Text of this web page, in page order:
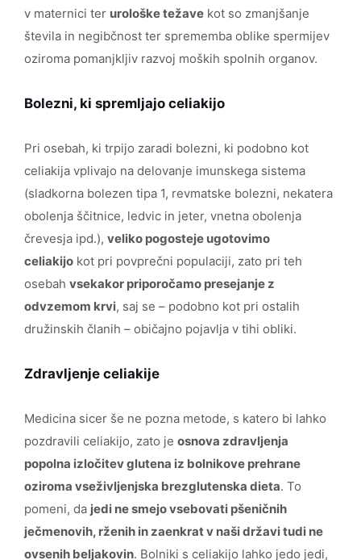
v maternici ter urološke težave kot so zmanjšanje
števila in negibčnost ter sprememba oblike spermijev
oziroma pomanjkljiv razvoj moških spolnih organov.
Bolezni, ki spremljajo celiakijo
Pri osebah, ki trpijo zaradi bolezni, ki podobno kot
celiakija vplivajo na delovanje imunskega sistema
(sladkorna bolezen tipa 1, revmatske bolezni, nekatera
obolenja ščitnice, ledvic in jeter, vnetna obolenja
črevesja ipd.), veliko pogosteje ugotovimo
celiakijo kot pri povprečni populaciji, zato pri teh
osebah vsekakor priporočamo presejanje z
odvzemom krvi, saj se – podobno kot pri ostalih
družinskih članih – običajno pojavlja v tihi obliki.
Zdravljenje celiakije
Medicina sicer še ne pozna metode, s katero bi lahko
pozdravili celiakijo, zato je osnova zdravljenja
popolna izločitev glutena iz bolnikove prehrane
oziroma vseživljenjska brezglutenska dieta. To
pomeni, da jedi ne smejo vsebovati pšeničnih
ječmenovih, rženih in zaenkrat v naši državi tudi ne
ovsenih beljakovin. Bolniki s celiakijo lahko jedo jedi,